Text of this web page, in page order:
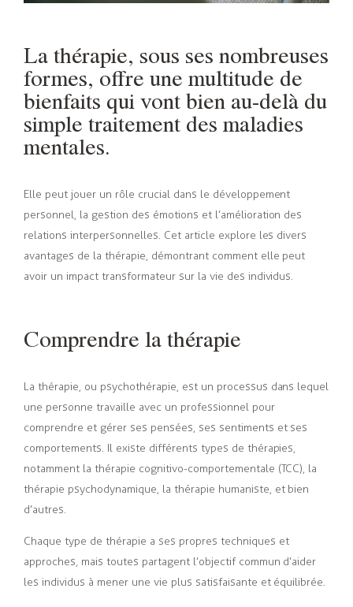
La thérapie, sous ses nombreuses
formes, offre une multitude de
bienfaits qui vont bien au-delà du
simple traitement des maladies
mentales.
Elle peut jouer un rôle crucial dans le développement
personnel, la gestion des émotions et l’amélioration des
relations interpersonnelles. Cet article explore les divers
avantages de la thérapie, démontrant comment elle peut
avoir un impact transformateur sur la vie des individus.
Comprendre la thérapie
La thérapie, ou psychothérapie, est un processus dans lequel
une personne travaille avec un professionnel pour
comprendre et gérer ses pensées, ses sentiments et ses
comportements. Il existe différents types de thérapies,
notamment la thérapie cognitivo-comportementale (TCC), la
thérapie psychodynamique, la thérapie humaniste, et bien
d’autres.
Chaque type de thérapie a ses propres techniques et
approches, mais toutes partagent l’objectif commun d’aider
les individus à mener une vie plus satisfaisante et équilibrée.